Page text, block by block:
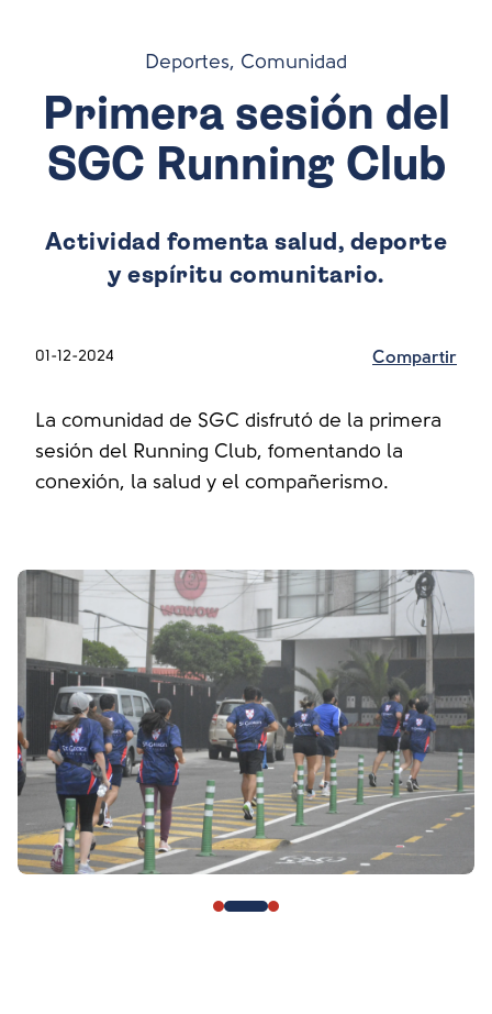
Deportes, Comunidad
Primera sesión del
SGC Running Club
Actividad fomenta salud, deporte
y espíritu comunitario.
01-12-2024 Compartir
La comunidad de SGC disfrutó de la primera
sesión del Running Club, fomentando la
conexión, la salud y el compañerismo.